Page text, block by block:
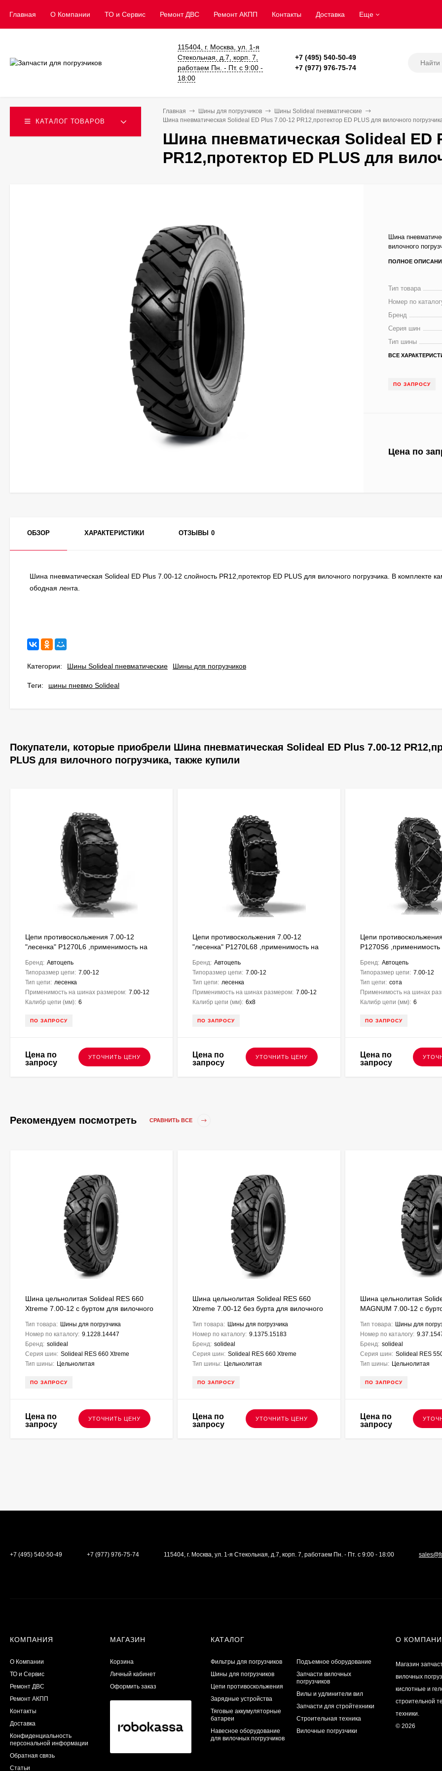
Главная О Компании ТО и Сервис ​Ремонт ДВС Ремонт АКПП Контакты Доставка Еще
115404, г. Москва, ул. 1-я
Стекольная, д.7, корп. 7,
работаем Пн. - Пт. с 9:00 -
18:00
+7 (495) 540-50-49
+7 (977) 976-75-74
КАТАЛОГ ТОВАРОВ
Главная Шины для погрузчиков
Шины Solideal пневматические
Шина пневматическая Solideal ED Plus 7.00-12 PR12,протектор ED PLUS для вилочного
Шина пневматическая Solideal ED
PR12,протектор ED PLUS для
Шина
вилочного
ПОЛНОЕ
Тип товара
Номер по
Бренд
Серия шин
Тип шины
ВСЕ
ПО ЗАПРОСУ
Цена по
ОБЗОР ХАРАКТЕРИСТИКИ ОТЗЫВЫ 0
Шина пневматическая Solideal ED Plus 7.00-12 слойность PR12,протектор ED PLUS для вилочного погрузчика. В комплекте
ободная лента.
Категории: Шины Solideal пневматические Шины для погрузчиков
Теги: шины пневмо Solideal
Покупатели, которые приобрели Шина пневматическая Solideal ED Plus 7.00-12
PLUS для вилочного погрузчика, также купили
Цепи противоскольжения 7.00-12
"лесенка" P1270L6 ,применимость на
погрузчиков
Бренд: Автоцепь
Типоразмер цепи: 7.00-12
Тип цепи: лесенка
Применимость на шинах размером: 7.00-12
Калибр цепи (мм): 6
ПО ЗАПРОСУ
Цена по
запросу
УТОЧНИТЬ ЦЕНУ
Цепи противоскольжения 7.00-12
"лесенка" P1270L68 ,применимость на
погрузчиков
Бренд: Автоцепь
Типоразмер цепи: 7.00-12
Тип цепи: лесенка
Применимость на шинах размером: 7.00-12
Калибр цепи (мм): 6х8
ПО ЗАПРОСУ
Цена по
запросу
УТОЧНИТЬ ЦЕНУ
Цепи
P1270S6
Бренд: Автоцепь
Типоразмер цепи: 7.00-12
Тип цепи: сота
Применимость на шинах
Калибр цепи (мм): 6
ПО ЗАПРОСУ
Цена по
запросу
Рекомендуем посмотреть СРАВНИТЬ ВСЕ
Шина цельнолитая Solideal RES 660
Xtreme 7.00-12 с буртом для вилочного
Тип товара: Шины для погрузчика
Номер по каталогу: 9.1228.14447
Бренд: solideal
Серия шин: Solideal RES 660 Xtreme
Тип шины: Цельнолитая
ПО ЗАПРОСУ
Цена по
запросу
УТОЧНИТЬ ЦЕНУ
Шина цельнолитая Solideal RES 660
Xtreme 7.00-12 без бурта для вилочного
Тип товара: Шины для погрузчика
Номер по каталогу: 9.1375.15183
Бренд: solideal
Серия шин: Solideal RES 660 Xtreme
Тип шины: Цельнолитая
ПО ЗАПРОСУ
Цена по
запросу
УТОЧНИТЬ ЦЕНУ
Шина цельнолитая
MAGNUM 7.00-12 с
Тип товара: Шины для
Номер по каталогу:
Бренд: solideal
Серия шин: Solideal RES
Тип шины: Цельнолитая
ПО ЗАПРОСУ
Цена по
запросу
+7 (495) 540-50-49 +7 (977) 976-75-74 115404, г. Москва, ул. 1-я Стекольная, д.7, корп. 7, работаем Пн. - Пт. с 9:00 - 18:00
КОМПАНИЯ
О Компании
ТО и Сервис
​Ремонт ДВС
Ремонт АКПП
Контакты
Доставка
Конфиденциальность
персональной информации
Обратная связь
Статьи
МАГАЗИН
Корзина
Личный кабинет
Оформить заказ
КАТАЛОГ
Фильтры для погрузчиков
Шины для погрузчиков
Цепи противоскольжения
Зарядные устройства
Тяговые аккумуляторные
батареи
Навесное оборудование
для вилочных погрузчиков
Подъемное оборудование
Запчасти вилочных
погрузчиков
Вилы и удлинители вил
Запчасти для стройтехники
Строительная техника
Вилочные погрузчики
О
Магазин
вилочных
кислотные и
строительной
техники.
© 2026